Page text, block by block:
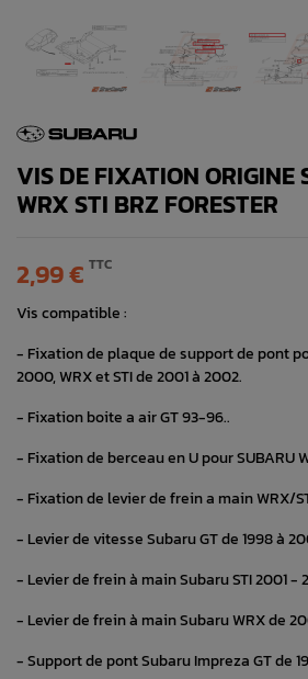
VIS DE FIXATION ORIGINE
WRX STI BRZ FORESTER
2,99 € TTC
Vis compatible :
- Fixation de plaque de support de pont
2000, WRX et STI de 2001 à 2002.
- Fixation boite a air GT 93-96..
- Fixation de berceau en U pour SUBARU
- Fixation de levier de frein a main WRX/
- Levier de vitesse Subaru GT de 1998 à
- Levier de frein à main Subaru STI 2001 -
- Levier de frein à main Subaru WRX de
- Support de pont Subaru Impreza GT de